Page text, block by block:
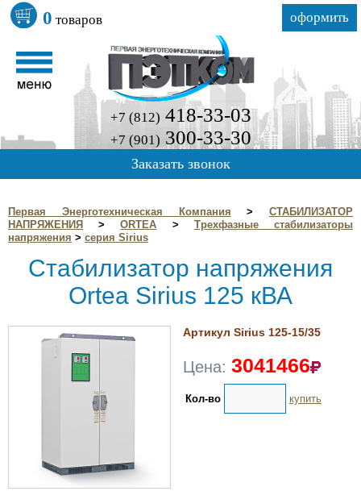
0 товаров оформить
+7 (812) 418-33-03
+7 (901) 300-33-30
Заказать звонок
Первая Энерготехническая Компания > СТАБИЛИЗАТОР
НАПРЯЖЕНИЯ
>ORTEA > Трехфазные стабилизаторы
напряжения > серия Sirius
Стабилизатор напряжения
Ortea Sirius 125 кВА
Артикул Sirius 125-15/35
Цена: 3041466
Кол-во купить